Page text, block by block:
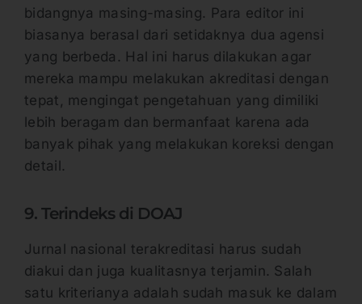
bidangnya masing-masing. Para editor ini
biasanya berasal dari setidaknya dua agensi
yang berbeda. Hal ini harus dilakukan agar
mereka mampu melakukan akreditasi dengan
tepat, mengingat pengetahuan yang dimiliki
lebih beragam dan bermanfaat karena ada
banyak pihak yang melakukan koreksi dengan
detail.
9. Terindeks di DOAJ
Jurnal nasional terakreditasi harus sudah
diakui dan juga kualitasnya terjamin. Salah
satu kriterianya adalah sudah masuk ke dalam